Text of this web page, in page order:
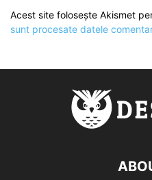
Acest site folosește Akismet
sunt procesate datele